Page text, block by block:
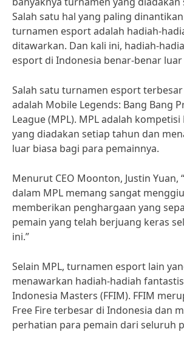
Salah satu hal yang paling
turnamen esport adalah hadiah-
ditawarkan. Dan kali ini, hadiah-
esport di Indonesia benar-benar luar
Salah satu turnamen esport
adalah Mobile Legends: Bang Bang
League (MPL). MPL adalah
yang diadakan setiap tahun dan
luar biasa bagi para pemainnya.
Menurut CEO Moonton, Justin Yuan,
dalam MPL memang sangat
memberikan penghargaan yang
pemain yang telah berjuang keras
ini.”
Selain MPL, turnamen esport lain
menawarkan hadiah-hadiah
Indonesia Masters (FFIM). FFIM
Free Fire terbesar di Indonesia dan
perhatian para pemain dari seluruh